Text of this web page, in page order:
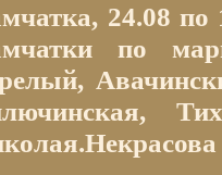
24.08 по
по